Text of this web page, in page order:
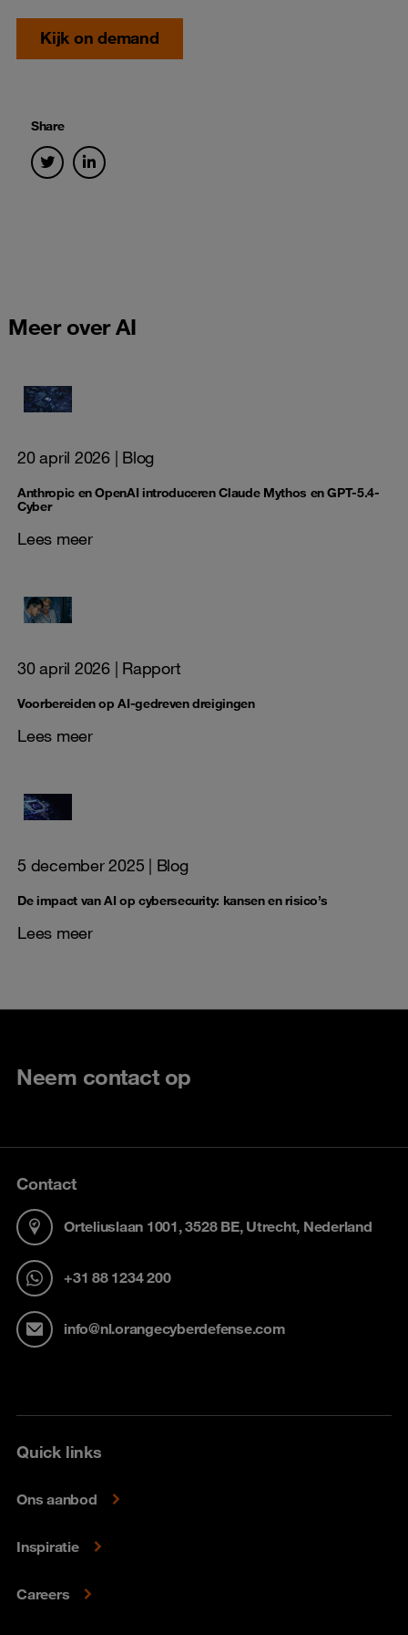
Kijk on demand
Share
Meer over AI
20 april 2026| Blog
Anthropic en OpenAI introduceren Claude Mythos en GPT-5.4-
Cyber
Lees meer
30 april 2026| Rapport
Voorbereiden op AI‑gedreven dreigingen
Lees meer
5 december 2025 | Blog
De impact van AI op cybersecurity: kansen en risico’s
Lees meer
Neem contact op
Contact
Orteliuslaan 1001, 3528 BE, Utrecht, Nederland
+31 88 1234 200
info@nl.orangecyberdefense.com
Quick links
Ons aanbod
Inspiratie
Careers